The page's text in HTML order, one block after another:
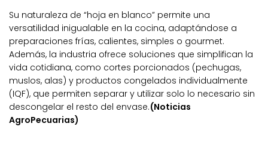
Su naturaleza de “hoja en blanco” permite una
versatilidad inigualable en la cocina, adaptándose a
preparaciones frías, calientes, simples o gourmet.
Además, la industria ofrece soluciones que simplifican la
vida cotidiana, como cortes porcionados (pechugas,
muslos, alas) y productos congelados individualmente
(IQF), que permiten separar y utilizar solo lo necesario sin
descongelar el resto del envase.(Noticias
AgroPecuarias)